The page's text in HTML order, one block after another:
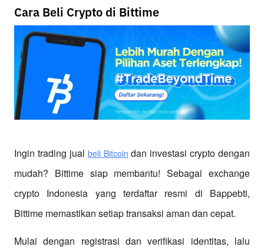
Cara Beli Crypto di Bittime
Ingin trading jual beli Bitcoin dan investasi crypto dengan
mudah? Bittime siap membantu! Sebagai exchange
crypto Indonesia yang terdaftar resmi di Bappebti,
Bittime memastikan setiap transaksi aman dan cepat.
Mulai dengan registrasi dan verifikasi identitas, lalu